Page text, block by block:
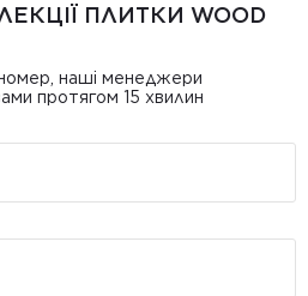
ПЛИТКИ WOOD
наші менеджери
протягом 15 хвилин